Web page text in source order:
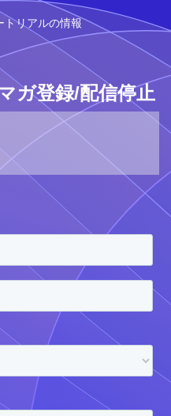
トリアルの情報
ガ登録/配信停止